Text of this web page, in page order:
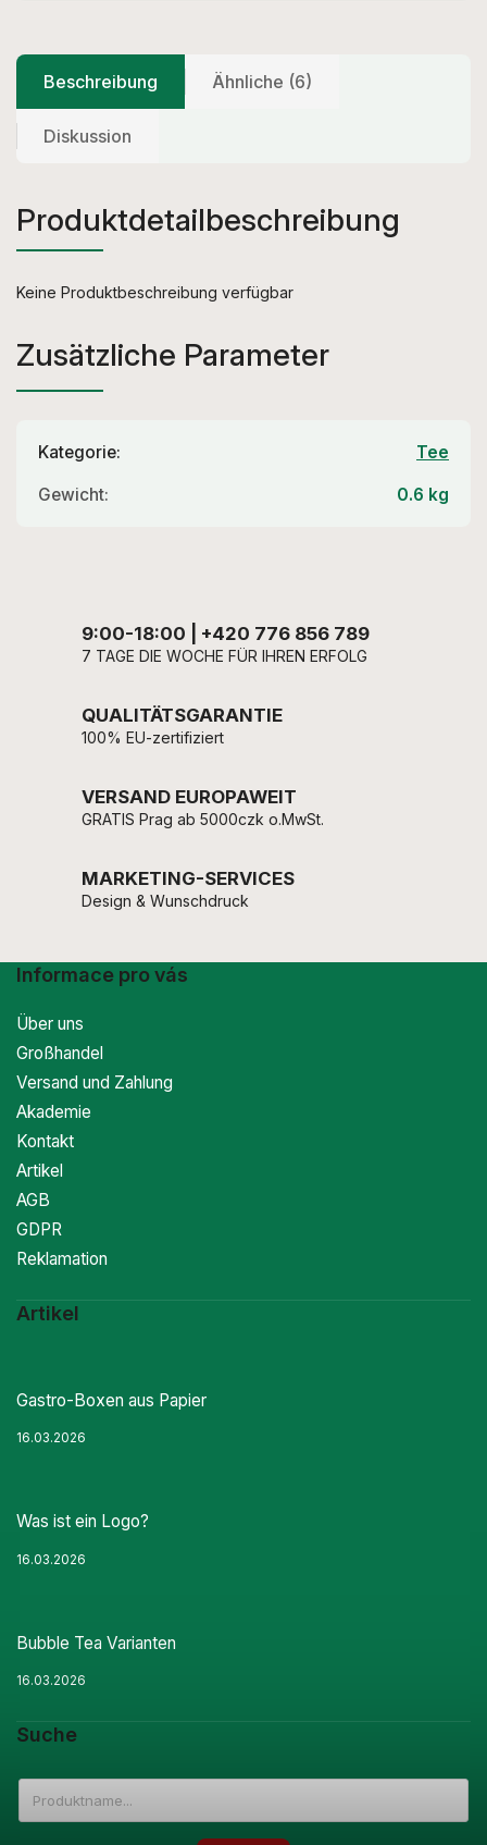
9:00-18:00 | +420 776 856 789
7 TAGE DIE WOCHE FÜR IHREN ERFOLG
QUALITÄTSGARANTIE
100% EU-zertifiziert
VERSAND EUROPAWEIT
GRATIS Prag ab 5000czk o.MwSt.
MARKETING-SERVICES
Design & Wunschdruck
Beschreibung Ähnliche (6)
Diskussion
Produktdetailbeschreibung
Keine Produktbeschreibung verfügbar
Zusätzliche Parameter
Kategorie: Tee
Gewicht: 0.6 kg
Informace pro vás
Über uns
Großhandel
Versand und Zahlung
Akademie
Kontakt
Artikel
AGB
GDPR
Reklamation
Artikel
Gastro-Boxen aus Papier
16.03.2026
Was ist ein Logo?
16.03.2026
Bubble Tea Varianten
16.03.2026
Suche